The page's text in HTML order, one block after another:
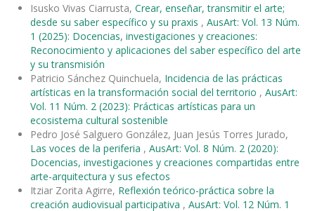
Isusko Vivas Ciarrusta, Crear, enseñar, transmitir el arte;
desde su saber específico y su praxis , AusArt: Vol. 13 Núm.
1 (2025): Docencias, investigaciones y creaciones:
Reconocimiento y aplicaciones del saber específico del arte
y su transmisión
Patricio Sánchez Quinchuela, Incidencia de las prácticas
artísticas en la transformación social del territorio , AusArt:
Vol. 11 Núm. 2 (2023): Prácticas artísticas para un
ecosistema cultural sostenible
Pedro José Salguero González, Juan Jesús Torres Jurado,
Las voces de la periferia , AusArt: Vol. 8 Núm. 2 (2020):
Docencias, investigaciones y creaciones compartidas entre
arte-arquitectura y sus efectos
Itziar Zorita Agirre, Reflexión teórico-práctica sobre la
creación audiovisual participativa , AusArt: Vol. 12 Núm. 1